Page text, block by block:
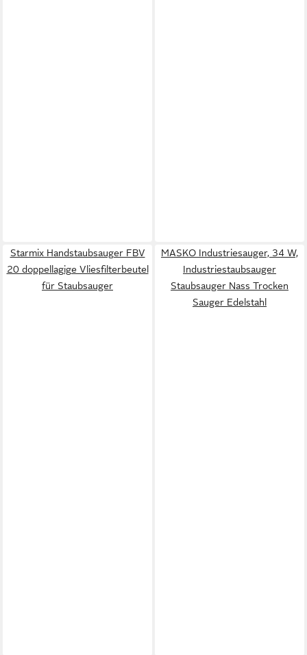
Starmix Handstaubsauger FBV
20 doppellagige Vliesfilterbeutel
für Staubsauger
MASKO Industriesauger, 34 W,
Industriestaubsauger
Staubsauger Nass Trocken
Sauger Edelstahl